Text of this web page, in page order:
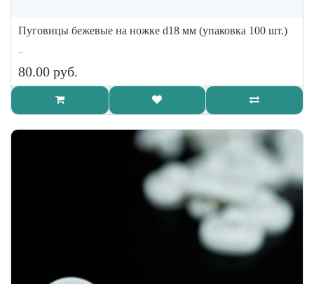
Пуговицы бежевые на ножке d18 мм (упаковка 100 шт.)
..
80.00 руб.